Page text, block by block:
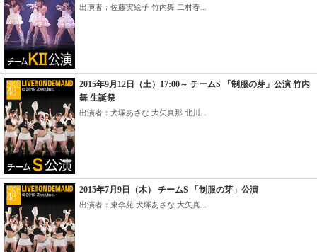
出演者：佐藤実絵子 竹内舞 二村春...
2015年9月12日（土）17:00～ チームS 「制服の芽」公演 竹内
舞 生誕祭
出演者：犬塚あさな 大矢真那 北川...
2015年7月9日（木） チームS 「制服の芽」公演
出演者：東李苑 犬塚あさな 大矢真...